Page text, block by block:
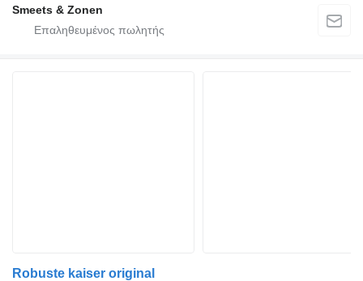
Smeets & Zonen
Robuste kaiser original